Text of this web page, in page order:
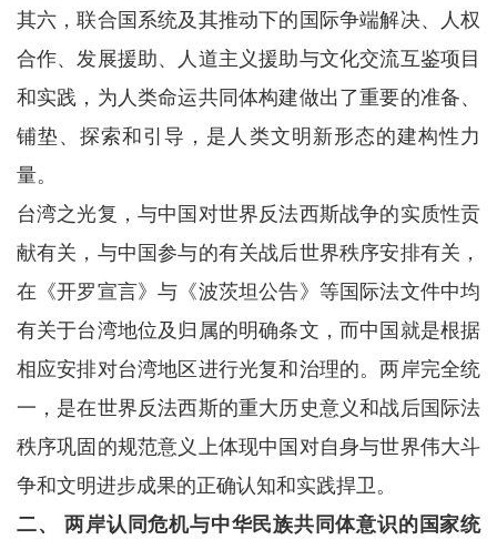
其六，联合国系统及其推动下的国际争端解决、人权
合作、发展援助、人道主义援助与文化交流互鉴项目
和实践，为人类命运共同体构建做出了重要的准备、
铺垫、探索和引导，是人类文明新形态的建构性力
量。
台湾之光复，与中国对世界反法西斯战争的实质性贡
献有关，与中国参与的有关战后世界秩序安排有关，
在《开罗宣言》与《波茨坦公告》等国际法文件中均
有关于台湾地位及归属的明确条文，而中国就是根据
相应安排对台湾地区进行光复和治理的。两岸完全统
一，是在世界反法西斯的重大历史意义和战后国际法
秩序巩固的规范意义上体现中国对自身与世界伟大斗
争和文明进步成果的正确认知和实践捍卫。
二、 两岸认同危机与中华民族共同体意识的国家统